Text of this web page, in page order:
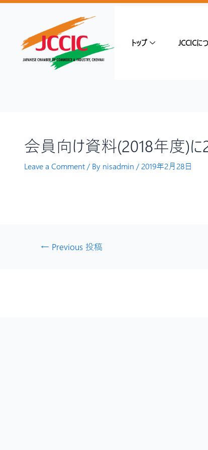
トップ JCCICに
会員向け資料(2018年度)
Leave a Comment / By nisadmin / 2019年2月28日
← Previous 投稿